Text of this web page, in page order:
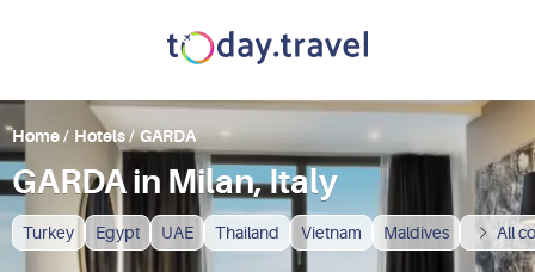
Turkey Egypt UAE Thailand Vietnam Maldives All
Home/ Hotels/ GARDA
GARDA in Milan, Italy